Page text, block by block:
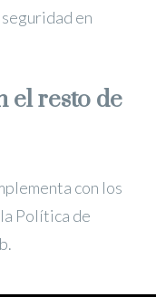
en
el resto de
con los
Política de